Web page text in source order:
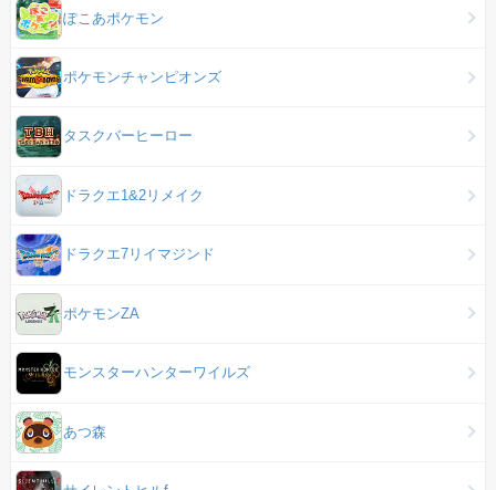
ぽこあポケモン
ポケモンチャンピオンズ
タスクバーヒーロー
ドラクエ1&2リメイク
ドラクエ7リイマジンド
ポケモンZA
モンスターハンターワイルズ
あつ森